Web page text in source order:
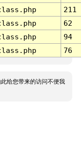
211
62
94
76
给您带来的访问不便我